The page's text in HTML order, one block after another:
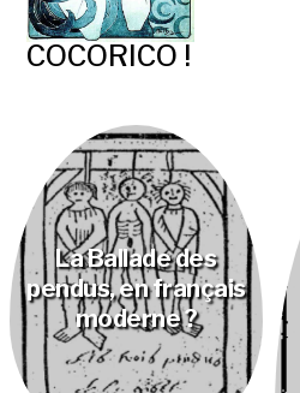
COCORICO !
La Ballade des
pendus, en français
moderne ?